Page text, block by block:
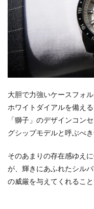
大胆で力強いケースフォ
ホワイトダイアルを備え
「獅子」のデザインコン
グシップモデルと呼ぶべ
そのあまりの存在感ゆえ
が、輝きにあふれたシル
の威厳を与えてくれること